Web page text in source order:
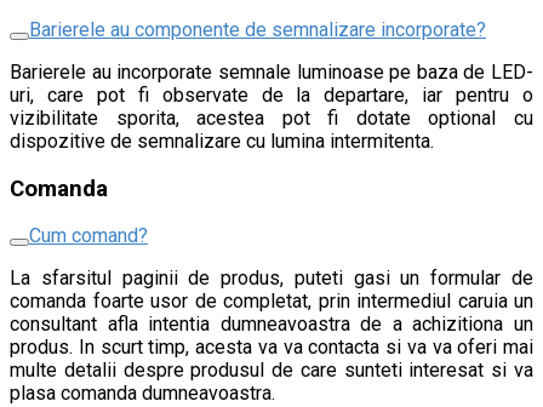
Barierele au componente de semnalizare incorporate?
Barierele au incorporate semnale luminoase pe baza de LED-
uri, care pot fi observate de la departare, iar pentru o
vizibilitate sporita, acestea pot fi dotate optional cu
dispozitive de semnalizare cu lumina intermitenta.
Comanda
Cum comand?
La sfarsitul paginii de produs, puteti gasi un formular de
comanda foarte usor de completat, prin intermediul caruia un
consultant afla intentia dumneavoastra de a achizitiona un
produs. In scurt timp, acesta va va contacta si va va oferi mai
multe detalii despre produsul de care sunteti interesat si va
plasa comanda dumneavoastra.